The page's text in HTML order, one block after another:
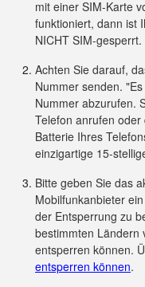
mit einer SIM-Karte
funktioniert, dann ist
NICHT SIM-gesperrt.
Achten Sie darauf,
Nummer senden.
Nummer abzurufen.
Telefon anrufen
Batterie Ihres
einzigartige 15-
Bitte geben Sie das
Mobilfunkanbieter
der Entsperrung zu
bestimmten Ländern
entsperren können.
entsperren können.